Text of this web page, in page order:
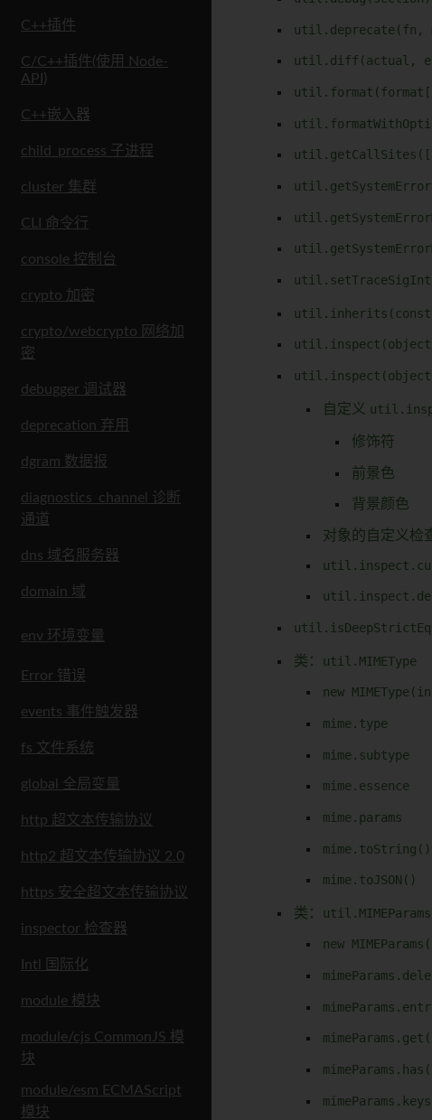
C++插件
C/C++插件(使用 Node-
API)
C++嵌入器
child_process 子进程
cluster 集群
CLI 命令行
console 控制台
crypto 加密
crypto/webcrypto 网络加
密
debugger 调试器
deprecation 弃用
dgram 数据报
diagnostics_channel 诊断
通道
dns 域名服务器
domain 域
env 环境变量
Error 错误
events 事件触发器
fs 文件系统
global 全局变量
http 超文本传输协议
http2 超文本传输协议 2.0
https 安全超文本传输协议
inspector 检查器
Intl 国际化
module 模块
module/cjs CommonJS 模
块
module/esm ECMAScript
模块
util.deprecate(fn,
util.diff(actual,
自定义
修饰符
前景色
背景颜色
对象的自定义检
类： util.MIMEType
new
mime.type
mime.subtype
mime.essence
mime.params
mime.toString()
mime.toJSON()
类： util.MIMEParams
new